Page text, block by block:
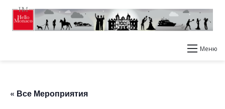
Меню
« Все Мероприятия